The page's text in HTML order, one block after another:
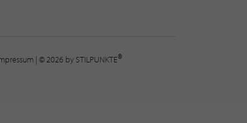
| © 2026 by STILPUNKTE®